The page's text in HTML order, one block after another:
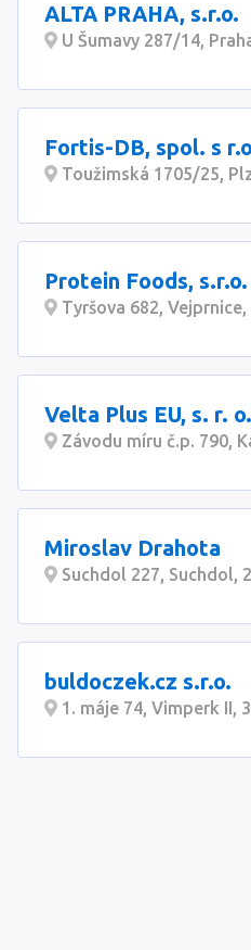
ALTA PRAHA, s.r.o.
U Šumavy 287/14,
Fortis-DB, spol. s
Toužimská 1705/25,
Protein Foods, s.r.o.
Tyršova 682, Vejprnice,
Velta Plus EU, s. r. o.
Závodu míru č.p. 790,
Miroslav Drahota
Suchdol 227, Suchdol,
buldoczek.cz s.r.o.
1. máje 74, Vimperk II,